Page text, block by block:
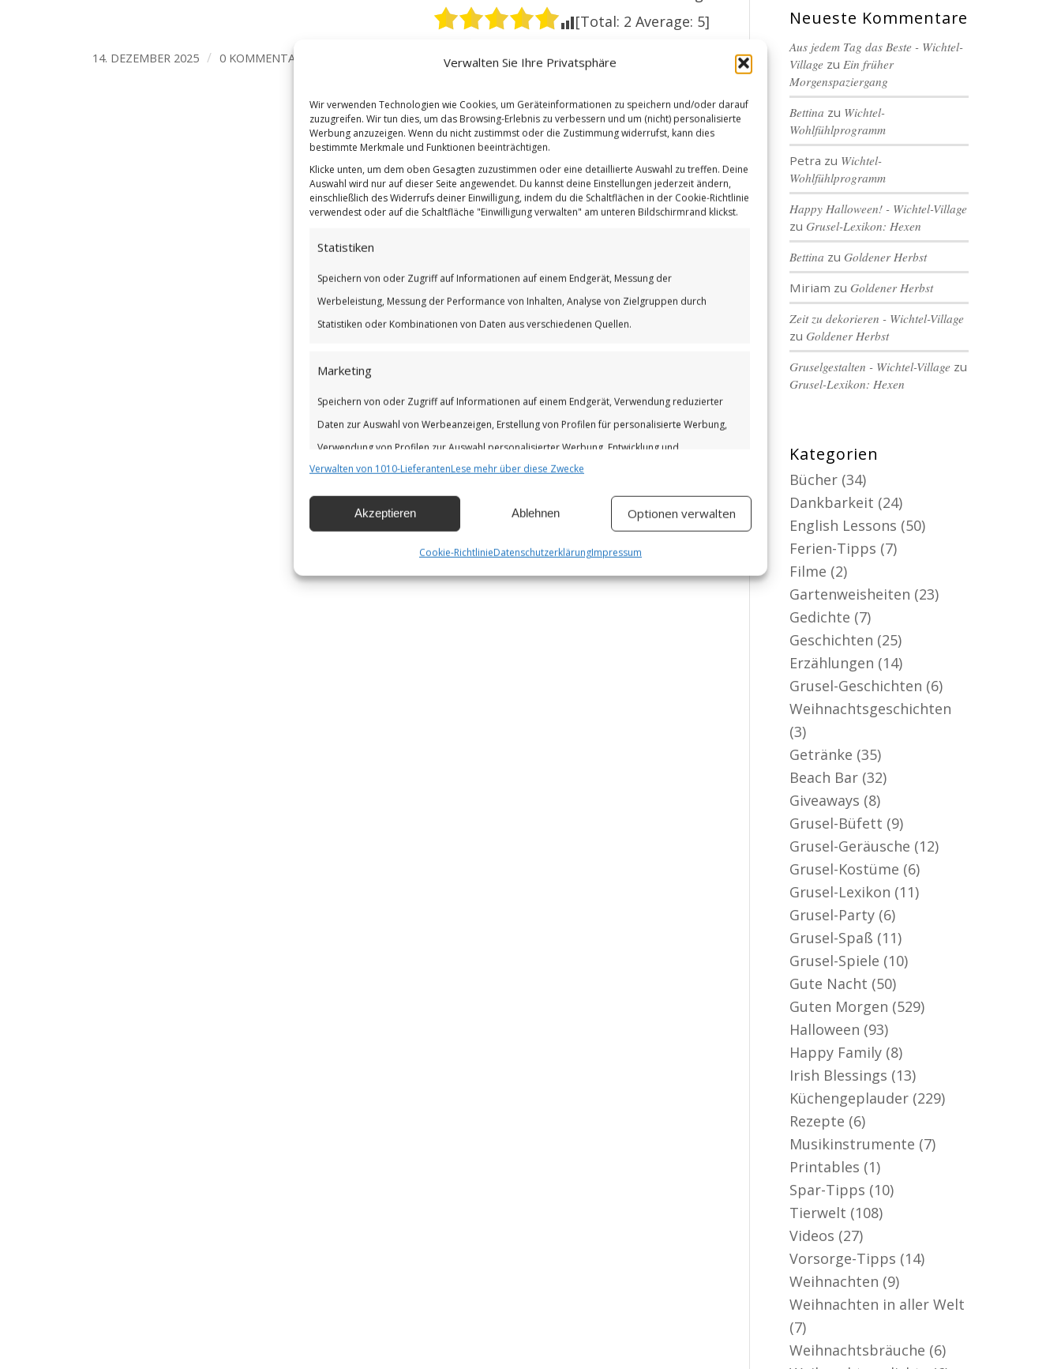
Verwalten Sie Ihre Privatsphäre
Wir verwenden Technologien wie Cookies, um Geräteinformationen zu speichern und/oder darauf
zuzugreifen. Wir tun dies, um das Browsing-Erlebnis zu verbessern und um (nicht) personalisierte
Werbung anzuzeigen. Wenn du nicht zustimmst oder die Zustimmung widerrufst, kann dies
bestimmte Merkmale und Funktionen beeinträchtigen.
Klicke unten, um dem oben Gesagten zuzustimmen oder eine detaillierte Auswahl zu treffen. Deine
Auswahl wird nur auf dieser Seite angewendet. Du kannst deine Einstellungen jederzeit ändern,
einschließlich des Widerrufs deiner Einwilligung, indem du die Schaltflächen in der Cookie-Richtlinie
verwendest oder auf die Schaltfläche "Einwilligung verwalten" am unteren Bildschirmrand klickst.
Statistiken
Speichern von oder Zugriff auf Informationen auf einem Endgerät, Messung der
Werbeleistung, Messung der Performance von Inhalten, Analyse von Zielgruppen durch
Statistiken oder Kombinationen von Daten aus verschiedenen Quellen.
Marketing
Speichern von oder Zugriff auf Informationen auf einem Endgerät, Verwendung reduzierter
Daten zur Auswahl von Werbeanzeigen, Erstellung von Profilen für personalisierte Werbung,
Verwendung von Profilen zur Auswahl personalisierter Werbung, Entwicklung und
Verbesserung der Angebote.
Eigenschaften Immer aktiv
Abgleichung und Kombination von Daten aus unterschiedlichen Quellen,
Verwalten von 1010-LieferantenLese mehr über diese Zwecke
Akzeptieren Ablehnen Optionen verwalten
Cookie-RichtlinieDatenschutzerklärungImpressum
[Total: 2 Average: 5]
14. DEZEMBER 2025 / 0 KOMMENTARE
Neueste Kommentare
Aus jedem Tag das Beste - Wichtel-
Village zuEin früher
Morgenspaziergang
Bettina zu Wichtel-
Wohlfühlprogramm
Petra zu Wichtel-
Wohlfühlprogramm
Happy Halloween! - Wichtel-Village
zuGrusel-Lexikon: Hexen
Bettina zuGoldener Herbst
Miriam zuGoldener Herbst
Zeit zu dekorieren - Wichtel-Village
zuGoldener Herbst
Gruselgestalten - Wichtel-Village zu
Grusel-Lexikon: Hexen
Kategorien
Bücher (34)
Dankbarkeit (24)
English Lessons (50)
Ferien-Tipps (7)
Filme (2)
Gartenweisheiten (23)
Gedichte (7)
Geschichten (25)
Erzählungen (14)
Grusel-Geschichten (6)
Weihnachtsgeschichten
(3)
Getränke (35)
Beach Bar (32)
Giveaways (8)
Grusel-Büfett (9)
Grusel-Geräusche (12)
Grusel-Kostüme (6)
Grusel-Lexikon (11)
Grusel-Party (6)
Grusel-Spaß (11)
Grusel-Spiele (10)
Gute Nacht (50)
Guten Morgen (529)
Halloween (93)
Happy Family (8)
Irish Blessings (13)
Küchengeplauder (229)
Rezepte (6)
Musikinstrumente (7)
Printables (1)
Spar-Tipps (10)
Tierwelt (108)
Videos (27)
Vorsorge-Tipps (14)
Weihnachten (9)
Weihnachten in aller Welt
(7)
Weihnachtsbräuche (6)